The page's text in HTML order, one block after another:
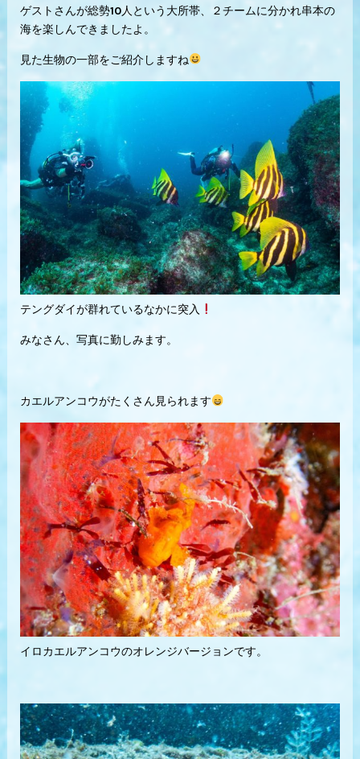
ゲストさんが総勢10人という大所帯、２チームに分かれ串本の
海を楽しんできましたよ。
見た生物の一部をご紹介しますね
テングダイが群れているなかに突入
みなさん、写真に勤しみます。
カエルアンコウがたくさん見られます
イロカエルアンコウのオレンジバージョンです。